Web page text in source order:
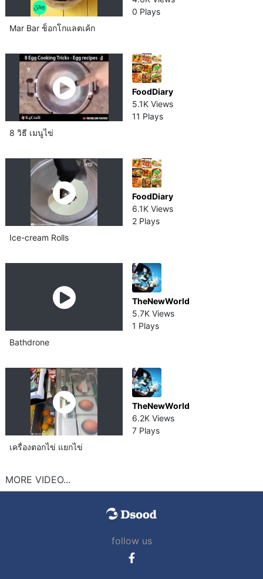
0 Plays
Mar Bar ช็อกโกแลต​เค้ก
FoodDiary
5.1K Views
11 Plays
8 วิธี เมนูไข่
FoodDiary
6.1K Views
2 Plays
Ice-cream Rolls
TheNewWorld
5.7K Views
1 Plays
Bathdrone
TheNewWorld
6.2K Views
7 Plays
เครื่องตอกไข่ แยกไข่
MORE VIDEO...
follow us